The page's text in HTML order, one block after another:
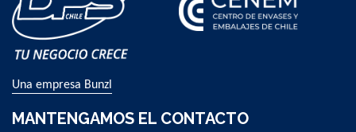
Una empresa Bunzl
MANTENGAMOS EL CONTACTO